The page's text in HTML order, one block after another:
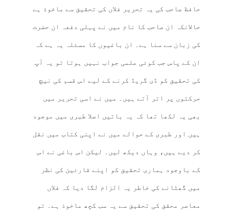
حافظ صاحب کی یہ تحریر فلاں کی تحقیق سے ماخوذ ہے
حالانکہ ان صاحب کا نام میں نے پہلی دفعہ ان حضرت
کی زبان سے سنا ہے۔ ان باغیوں کا مسئلہ یہ ہے کہ
ان کے پاس جب کوئی علمی جواب نہیں ہوتا تو یہ آپ
کی تحقیق کو ڈی گریڈ کرنے کے لیے اس قسم کی نیچ
حرکتوں پر اتر آتے ہیں۔ میں نے اسی تحریر میں
بھی یہ لکھا تھا کہ یہ باتیں اصلا طبری میں موجود
ہیں اور طبری کے حوالے میں نے اپنی کتاب میں نقل
کر دیے ہیں، وہاں دیکھ لیں۔ لیکن اس باغی نے اس
کے باوجود ہماری تحقیق کو اپنے قارئین کی نظر
میں گھٹانے کی خاطر یہ الزام لگا دیا کہ فلاں
معاصر محقق کی تحقیق سے یہ سب کچھ ماخوذ ہے۔ تو